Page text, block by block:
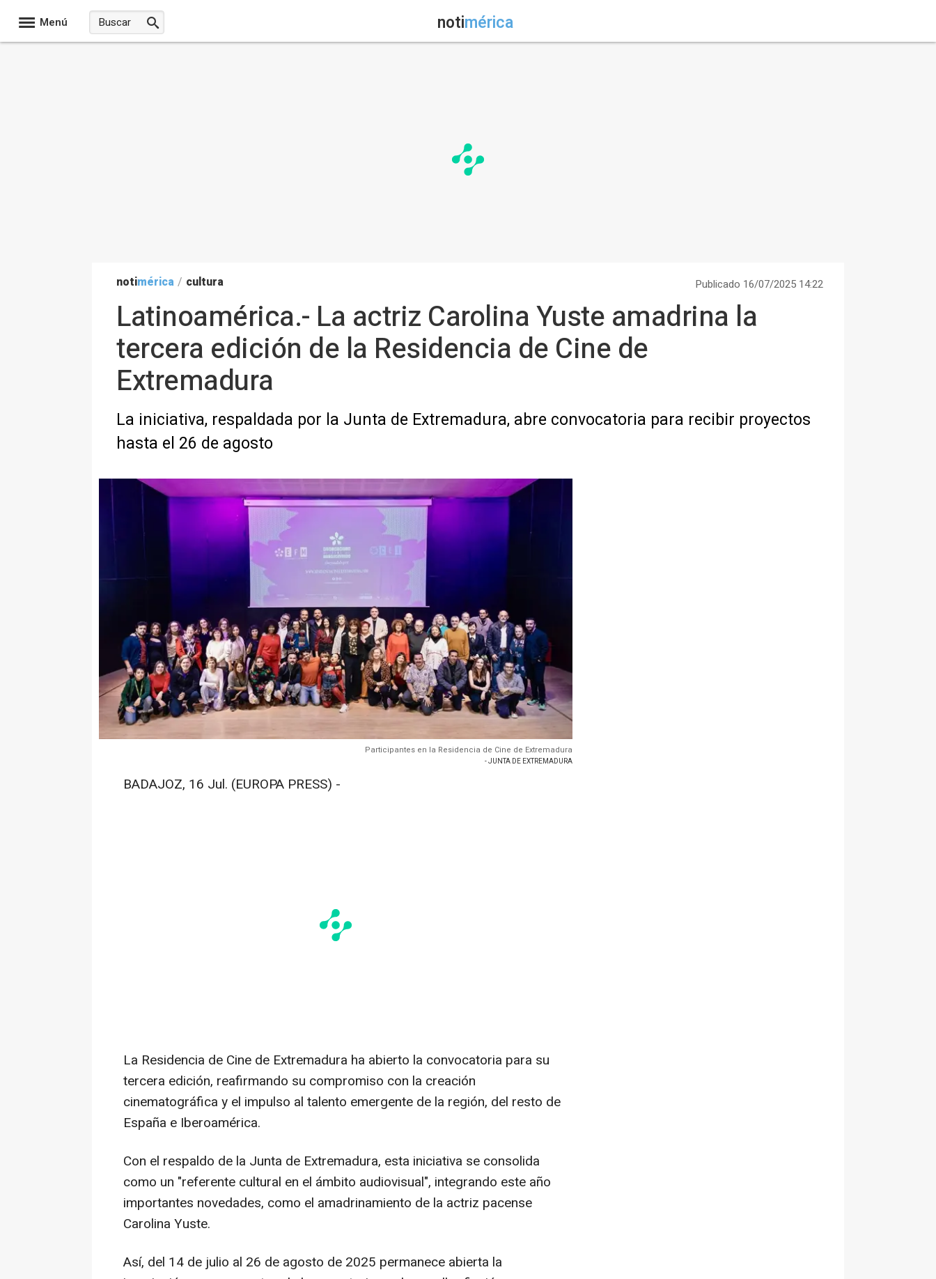
Menú notimérica
notimérica / cultura Publicado 16/07/2025 14:22
Latinoamérica.- La actriz Carolina Yuste amadrina la
tercera edición de la Residencia de Cine de
Extremadura
La iniciativa, respaldada por la Junta de Extremadura, abre convocatoria para recibir proyectos
hasta el 26 de agosto
Participantes en la Residencia de Cine de Extremadura
- JUNTA DE EXTREMADURA
BADAJOZ, 16 Jul. (EUROPA PRESS) -
La Residencia de Cine de Extremadura ha abierto la convocatoria para su
tercera edición, reafirmando su compromiso con la creación
cinematográfica y el impulso al talento emergente de la región, del resto de
España e Iberoamérica.
Con el respaldo de la Junta de Extremadura, esta iniciativa se consolida
como un "referente cultural en el ámbito audiovisual", integrando este año
importantes novedades, como el amadrinamiento de la actriz pacense
Carolina Yuste.
Así, del 14 de julio al 26 de agosto de 2025 permanece abierta la